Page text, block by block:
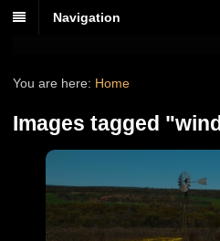
Navigation
You are here: Home
Images tagged